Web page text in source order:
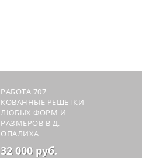
РАБОТА 707
КОВАННЫЕ РЕШЕТКИ
ЛЮБЫХ ФОРМ И
РАЗМЕРОВ В Д.
ОПАЛИХА
32 000 руб.